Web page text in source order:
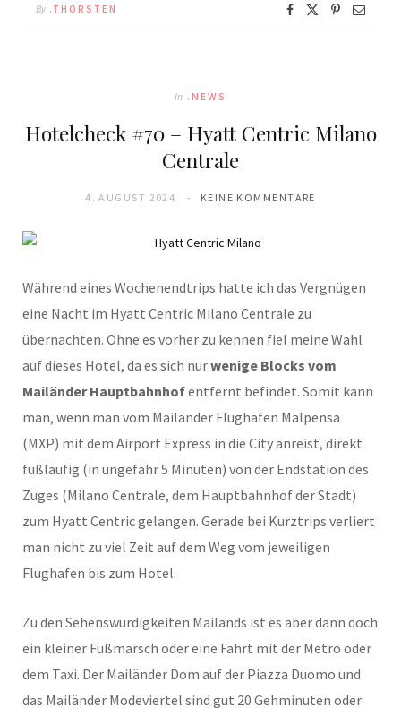
By .THORSTEN
In .NEWS
Hotelcheck #70 – Hyatt Centric Milano
Centrale
4. AUGUST 2024 KEINE KOMMENTARE
Während eines Wochenendtrips hatte ich das Vergnügen
eine Nacht im Hyatt Centric Milano Centrale zu
übernachten. Ohne es vorher zu kennen fiel meine Wahl
auf dieses Hotel, da es sich nurwenige Blocks vom
Mailänder Hauptbahnhofentfernt befindet. Somit kann
man, wenn man vom Mailänder Flughafen Malpensa
(MXP) mit dem Airport Express in die City anreist, direkt
fußläufig (in ungefähr 5 Minuten) von der Endstation des
Zuges (Milano Centrale, dem Hauptbahnhof der Stadt)
zum Hyatt Centric gelangen. Gerade bei Kurztrips verliert
man nicht zu viel Zeit auf dem Weg vom jeweiligen
Flughafen bis zum Hotel.
Zu den Sehenswürdigkeiten Mailands ist es aber dann doch
ein kleiner Fußmarsch oder eine Fahrt mit der Metro oder
dem Taxi. Der Mailänder Dom auf der Piazza Duomo und
das Mailänder Modeviertel sind gut 20 Gehminuten oder